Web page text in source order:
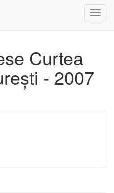
Curtea
- 2007